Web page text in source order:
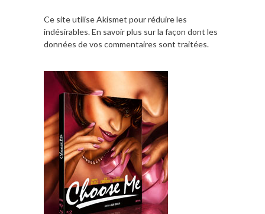
Ce site utilise Akismet pour réduire les
indésirables.En savoir plus sur la façon dont les
données de vos commentaires sont traitées.